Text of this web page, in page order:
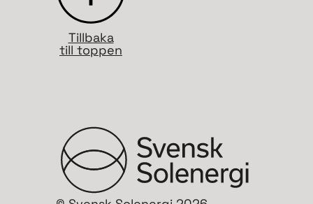
Tillbaka
till toppen